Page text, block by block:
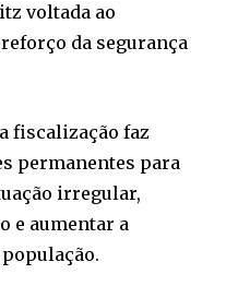
voltada ao
da segurança
fiscalização faz
permanentes para
irregular,
e aumentar a